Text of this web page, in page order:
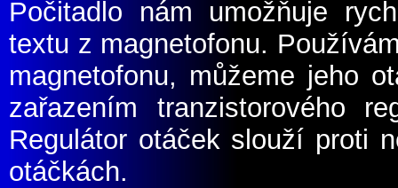
Počitadlo nám umožňuje
textu z magnetofonu.
magnetofonu, můžeme jeho
zařazením tranzistorového
Regulátor otáček slouží proti
otáčkách.